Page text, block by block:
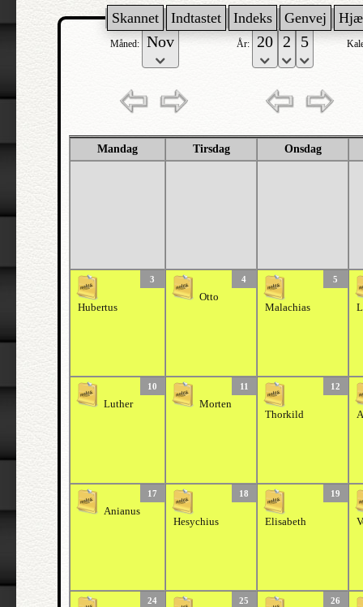
Skannet Indtastet Indeks Genvej
Måned: År:
Mandag Tirsdag Onsdag
3
Hubertus
4
Otto
5
Malachias
10
Luther
11
Morten
12
Thorkild
17
Anianus
18
Hesychius
19
Elisabeth
24 25 26